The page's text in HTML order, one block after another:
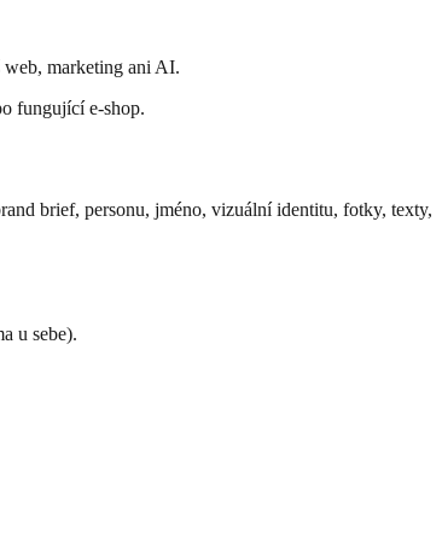
web, marketing ani AI.
fungující e-shop.
brief, personu, jméno, vizuální identitu, fotky, texty,
u sebe).